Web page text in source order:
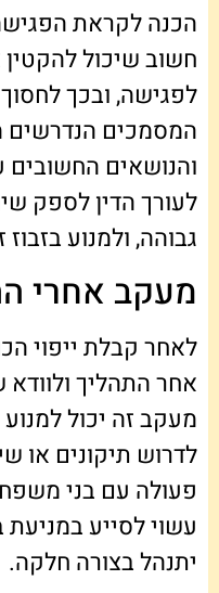
הכנה לקראת
חשוב שיכול
לפגישה, ובכך
המסמכים הנדרשים
והנושאים החשובים
לעורך הדין לספק
גבוהה, ולמנוע בזבוז
מעקב אחרי
לאחר קבלת ייפוי
אחר התהליך
מעקב זה יכול
לדרוש תיקונים או
פעולה עם בני
עשוי לסייע
יתנהל בצורה חלקה.